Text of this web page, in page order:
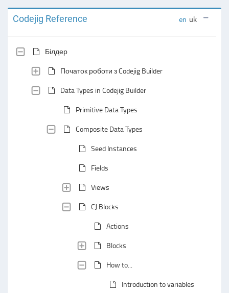
Codejig Reference en uk
Білдер
Початок роботи з Codejig Builder
Data Types in Codejig Builder
Primitive Data Types
Composite Data Types
Seed Instances
Fields
Views
CJ Blocks
Actions
Blocks
How to...
Introduction to variables